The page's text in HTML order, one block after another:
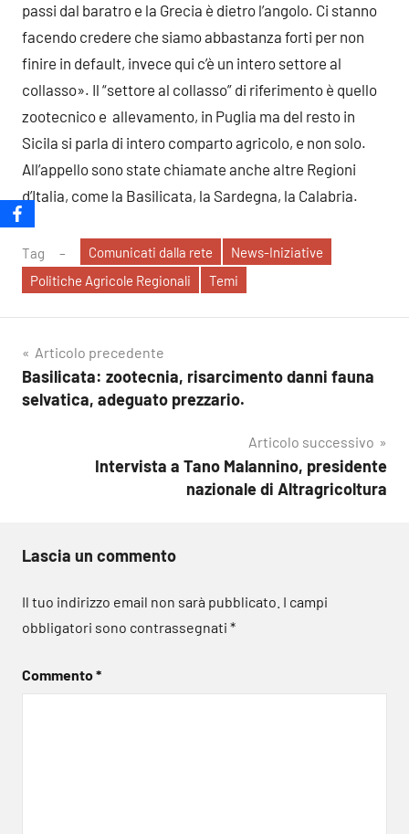
passi dal baratro e la Grecia è dietro l’angolo. Ci stanno
facendo credere che siamo abbastanza forti per non
finire in default, invece qui c’è un intero settore al
collasso». Il “settore al collasso” di riferimento è quello
zootecnico e allevamento, in Puglia ma del resto in
Sicila si parla di intero comparto agricolo, e non solo.
All’appello sono state chiamate anche altre Regioni
d’Italia, come la Basilicata, la Sardegna, la Calabria.
Tag Comunicati dalla rete
News-Iniziative
Politiche Agricole Regionali
Temi
Navigazione
articoli
Articolo precedente
Basilicata: zootecnia, risarcimento danni fauna
selvatica, adeguato prezzario.
Articolo successivo
Intervista a Tano Malannino, presidente
nazionale di Altragricoltura
Lascia un commento
Il tuo indirizzo email non sarà pubblicato. I campi
obbligatori sono contrassegnati *
Commento*